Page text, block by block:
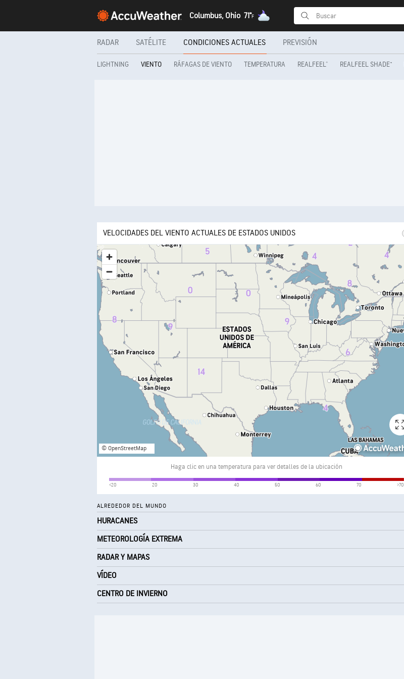
Columbus, Ohio 71°F
RADAR SATÉLITE CONDICIONES ACTUALES PREVISIÓN
LIGHTNING VIENTO RÁFAGAS DE VIENTO TEMPERATURA REALFEEL® REALFEEL SHADE™
VELOCIDADES DEL VIENTO ACTUALES DE ESTADOS UNIDOS
© OpenStreetMap
Haga clic en una temperatura para ver detalles de la ubicación
<20 20 30 40 50 60 70 >70
ALREDEDOR DEL MUNDO
HURACANES
METEOROLOGÍA EXTREMA
RADAR Y MAPAS
VÍDEO
CENTRO DE INVIERNO